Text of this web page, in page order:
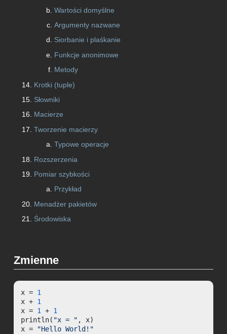
Wartości domyślne
Argumenty nazwane
Siorbanie i plaśkanie
Funkcje anonimowe
Metody
Krotki (tuple)
Słowniki
Macierze
Tworzenie macierzy
Typowe operacje
Rozszerzenia
Pomiar szybkości
Przykład
Menadżer pakietów
Środowiska
Zmienne
x = 1
x + 1
x = 1 + 1
println( "x = " , x)
x =
"Hello World!"